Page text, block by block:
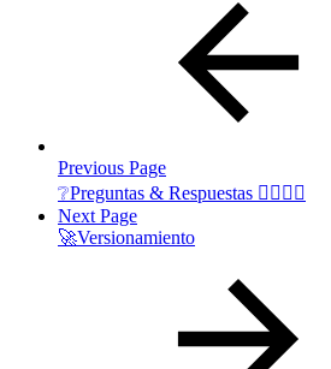
Previous Page
❔Preguntas & Respuestas 🙋‍♂️🙋‍♀️
Next Page
🚀Versionamiento